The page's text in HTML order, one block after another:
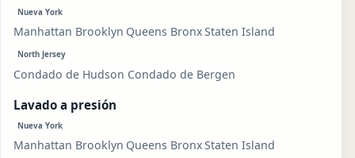
Nueva York
Manhattan Brooklyn Queens BronxStaten Island
North Jersey
Condado de Hudson Condado de Bergen
Lavado a presión
Nueva York
Manhattan Brooklyn Queens BronxStaten Island